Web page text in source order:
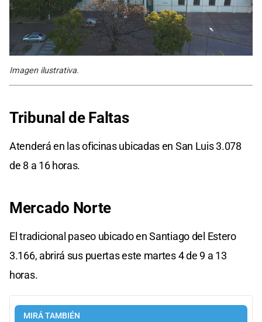
Imagen ilustrativa.
Tribunal de Faltas
Atenderá en las oficinas ubicadas en San Luis 3.078
de 8 a 16 horas.
Mercado Norte
El tradicional paseo ubicado en Santiago del Estero
3.166, abrirá sus puertas este martes 4 de 9 a 13
horas.
MIRÁ TAMBIÉN